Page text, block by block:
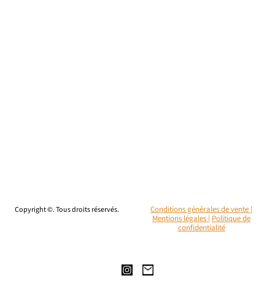
Copyright ©. Tous droits réservés.
Conditions générales de vente |
Mentions légales | Politique de
confidentialité